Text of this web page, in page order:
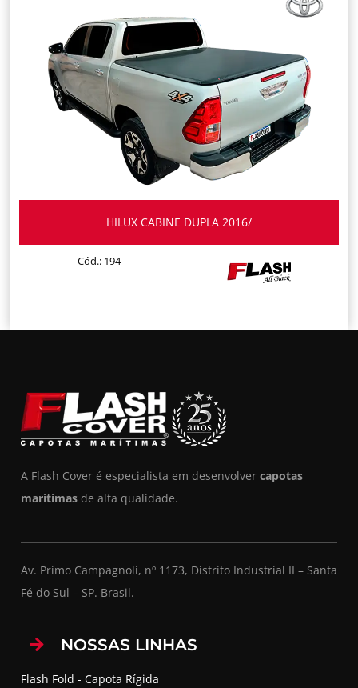
HILUX CABINE DUPLA 2016/
Cód.: 194
A Flash Cover é especialista em desenvolver capotas
marítimas de alta qualidade.
Av. Primo Campagnoli, nº 1173, Distrito Industrial II – Santa
Fé do Sul – SP. Brasil.
NOSSAS LINHAS
Flash Fold - Capota Rígida